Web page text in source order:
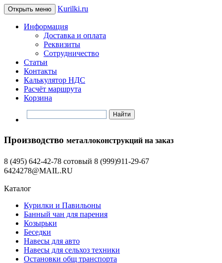
Открыть меню Kurilki.ru
Информация
Доставка и оплата
Реквизиты
Сотрудничество
Статьи
Контакты
Калькулятор НДС
Расчёт маршрута
Корзина
Производство металлоконструкций на заказ
8 (495) 642-42-78 сотовый 8 (999)911-29-67
6424278@MAIL.RU
Каталог
Курилки и Павильоны
Банный чан для парения
Козырьки
Беседки
Навесы для авто
Навесы для сельхоз техники
Остановки общ транспорта